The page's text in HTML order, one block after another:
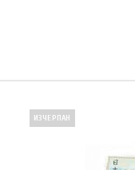
ИЗЧЕРПАН